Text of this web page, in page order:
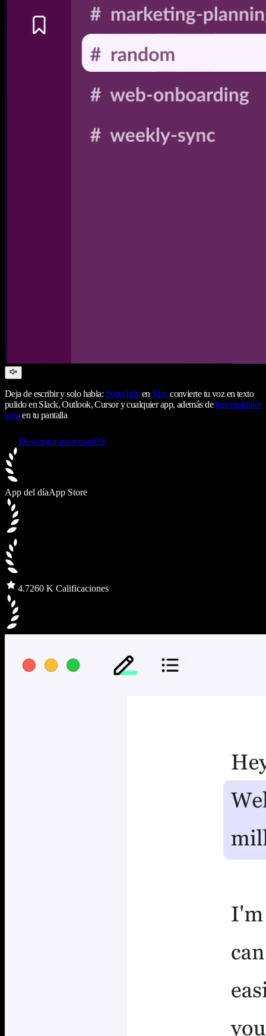
Deja de escribir y solo habla: SpeechifyenMacconvierte tu voz en texto
pulido en Slack, Outlook, Cursor y cualquier app, además deleer cualquier
cosa en tu pantalla
Descargar para macOS
App del díaApp Store
4.7260 K Calificaciones